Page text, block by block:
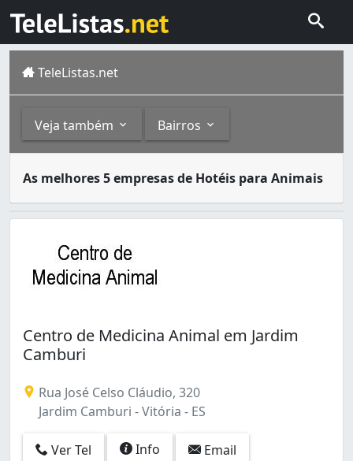
TeleListas.net
Veja também Bairros
As melhores 5 empresas de Hotéis para Animais
Vitória é um município do estado do Espírito Santo,
Centro de Medicina Animal em Jardim
Camburi
Rua José Celso Cláudio, 320
Jardim Camburi - Vitória - ES
Ver Tel Info Email